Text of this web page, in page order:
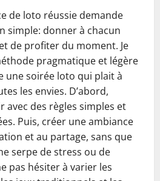
de loto réussie demande
simple: donner à chacun
de profiter du moment. Je
pragmatique et légère
une soirée loto qui plait à
les envies. D’abord,
avec des règles simples et
Puis, créer une ambiance
et au partage, sans que
serpe de stress ou de
pas hésiter à varier les